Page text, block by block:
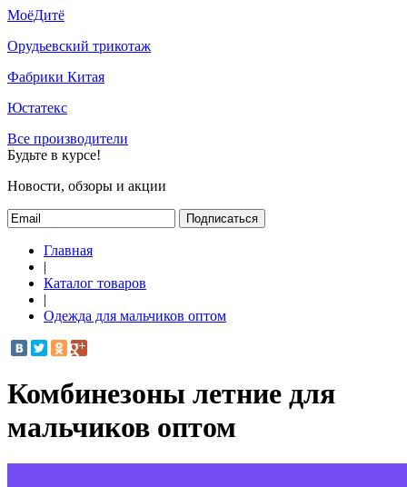
МоёДитё
Орудьевский трикотаж
Фабрики Китая
Юстатекс
Все производители
Будьте в курсе!
Новости, обзоры и акции
Подписаться
Главная
|
Каталог товаров
|
Одежда для мальчиков оптом
Комбинезоны летние для
мальчиков оптом